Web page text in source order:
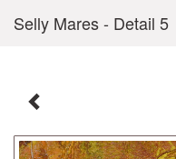
Selly Mares - Detail 5